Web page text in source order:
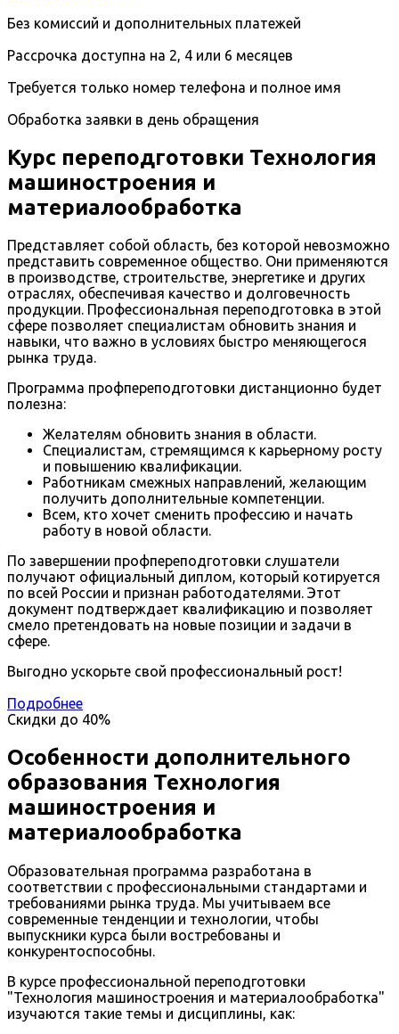
Без комиссий и дополнительных платежей
Рассрочка доступна на 2, 4 или 6 месяцев
Требуется только номер телефона и полное имя
Обработка заявки в день обращения
Курс переподготовки Технология
машиностроения и
материалообработка
Представляет собой область, без которой невозможно
представить современное общество. Они применяются
в производстве, строительстве, энергетике и других
отраслях, обеспечивая качество и долговечность
продукции. Профессиональная переподготовка в этой
сфере позволяет специалистам обновить знания и
навыки, что важно в условиях быстро меняющегося
рынка труда.
Программа профпереподготовки дистанционно будет
полезна:
Желателям обновить знания в области.
Специалистам, стремящимся к карьерному росту
и повышению квалификации.
Работникам смежных направлений, желающим
получить дополнительные компетенции.
Всем, кто хочет сменить профессию и начать
работу в новой области.
По завершении профпереподготовки слушатели
получают официальный диплом, который котируется
по всей России и признан работодателями. Этот
документ подтверждает квалификацию и позволяет
смело претендовать на новые позиции и задачи в
сфере.
Выгодно ускорьте свой профессиональный рост!
Подробнее
Скидки до 40%
Особенности дополнительного
образования Технология
машиностроения и
материалообработка
Образовательная программа разработана в
соответствии с профессиональными стандартами и
требованиями рынка труда. Мы учитываем все
современные тенденции и технологии, чтобы
выпускники курса были востребованы и
конкурентоспособны.
В курсе профессиональной переподготовки
"Технология машиностроения и материалообработка"
изучаются такие темы и дисциплины, как: